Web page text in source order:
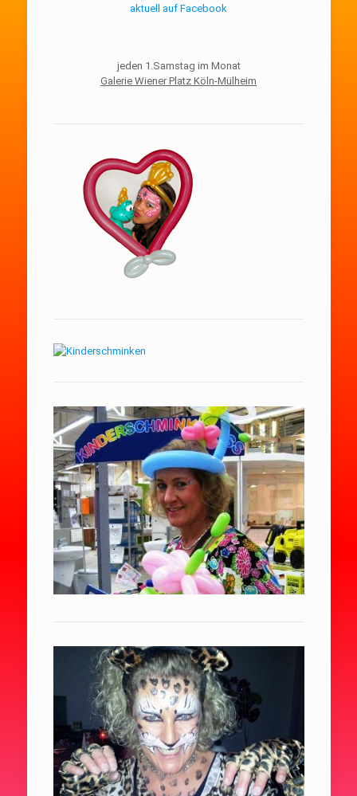
aktuell auf Facebook
jeden 1.Samstag im Monat
Galerie Wiener Platz Köln-Mülheim